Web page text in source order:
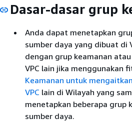
Dasar-dasar grup
Anda dapat menetapkan
sumber daya yang dibuat di
dengan grup keamanan
VPC lain jika menggunakan
Keamanan untuk
VPC lain di Wilayah yang
menetapkan beberapa grup
sumber daya.